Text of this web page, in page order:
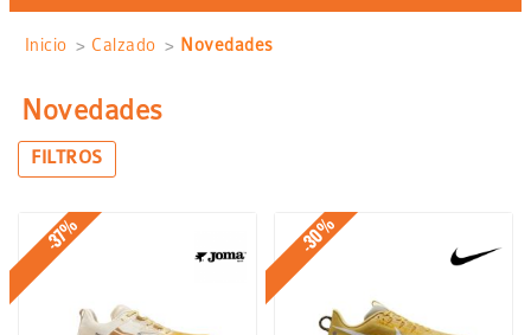
Sobrescribir
enlaces
de
ayuda
la
navegación
Inicio Calzado Novedades
Novedades
FILTROS
-37% -30%